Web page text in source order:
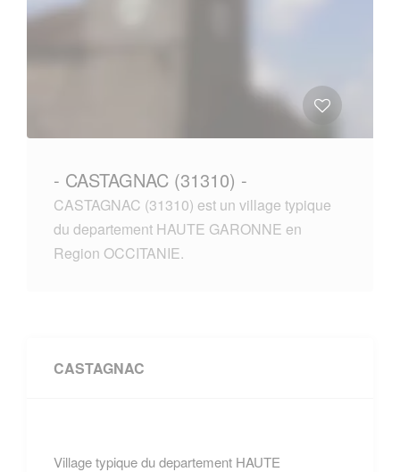
- CASTAGNAC (31310) -
CASTAGNAC (31310) est un village typique
du departement HAUTE GARONNE en
Region OCCITANIE.
CASTAGNAC
Village typique du departement HAUTE